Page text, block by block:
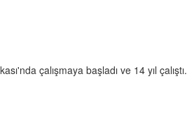
çalışmaya başladı ve 14 yıl çalıştı.